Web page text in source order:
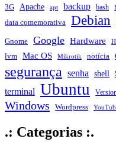
3G Apache apt backup bash
data comemorativa Debian
Gnome Google Hardware
lvm Mac OS Mikrotik notícia
segurança senha shell
terminal Ubuntu
Windows Wordpress
.: Categorias :.